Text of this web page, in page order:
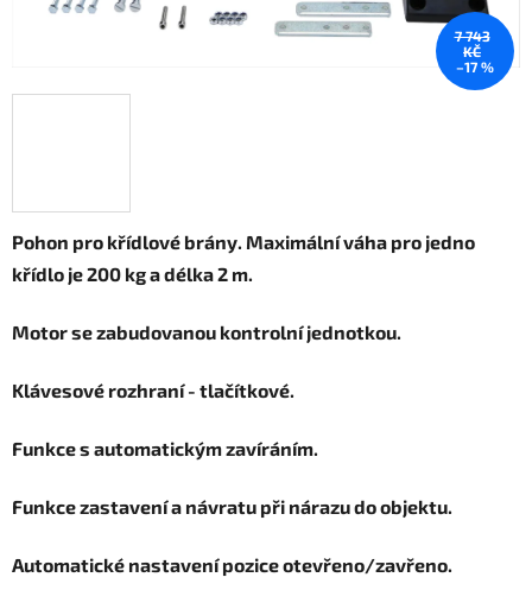
Pohon pro křídlové brány. Maximální váha pro jedno
křídlo je 200 kg a délka 2 m.
Motor se zabudovanou kontrolní jednotkou.
Klávesové rozhraní - tlačítkové.
Funkce s automatickým zavíráním.
Funkce zastavení a návratu při nárazu do objektu.
Automatické nastavení pozice otevřeno/zavřeno.
7 743
KČ
–17 %